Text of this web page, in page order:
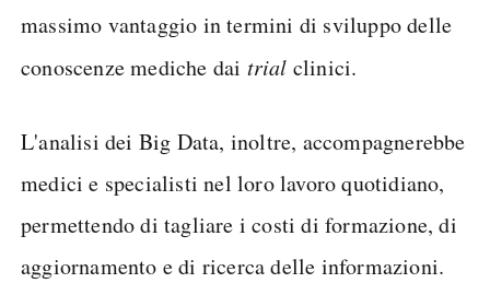
massimo vantaggio in termini di sviluppo delle
conoscenze mediche dai trial clinici.
L'analisi dei Big Data, inoltre, accompagnerebbe
medici e specialisti nel loro lavoro quotidiano,
permettendo di tagliare i costi di formazione, di
aggiornamento e di ricerca delle informazioni.